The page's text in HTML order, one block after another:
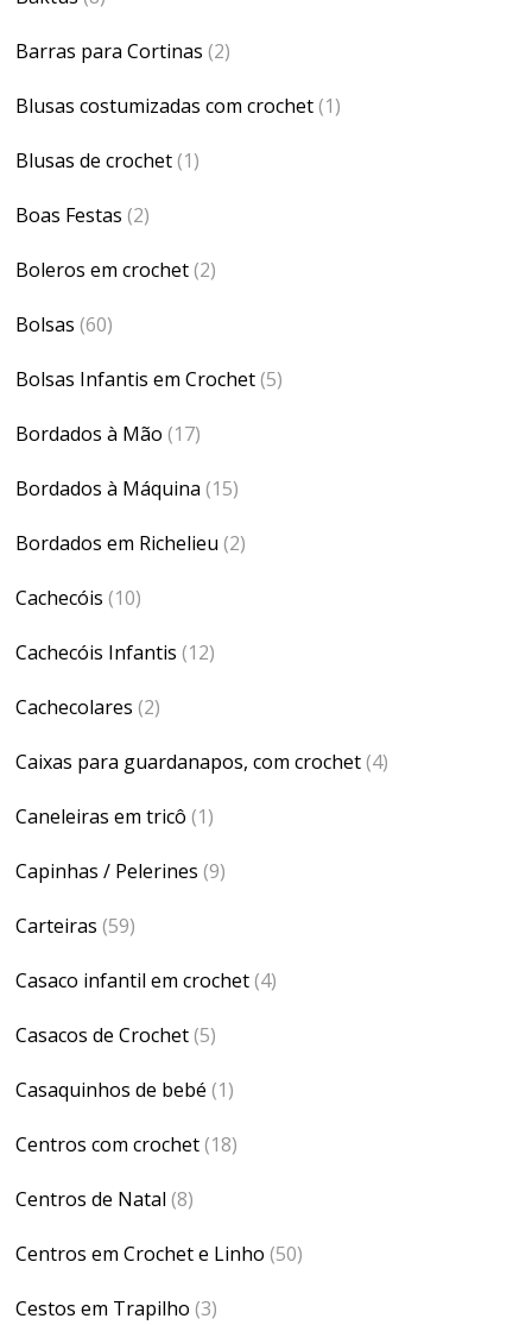
Barras para Cortinas (2)
Blusas costumizadas com crochet(1)
Blusas de crochet(1)
Boas Festas (2)
Boleros em crochet(2)
Bolsas (60)
Bolsas Infantis em Crochet(5)
Bordados à Mão (17)
Bordados à Máquina (15)
Bordados em Richelieu (2)
Cachecóis (10)
Cachecóis Infantis (12)
Cachecolares (2)
Caixas para guardanapos, com crochet(4)
Caneleiras em tricô (1)
Capinhas / Pelerines (9)
Carteiras (59)
Casaco infantil em crochet(4)
Casacos de Crochet(5)
Casaquinhos de bebé (1)
Centros com crochet(18)
Centros de Natal (8)
Centros em Crochet e Linho (50)
Cestos em Trapilho (3)